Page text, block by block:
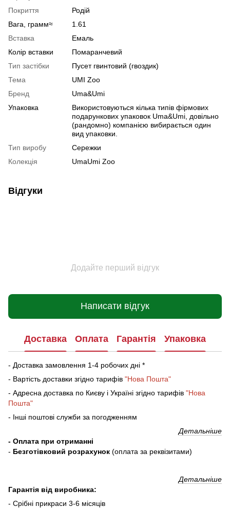
Покриття
Родій
Вага, грамм≈
1.61
Вставка
Емаль
Колір вставки
Помаранчевий
Тип застібки
Пусет гвинтовий (гвоздик)
Тема
UMI Zoo
Бренд
Uma&Umi
Упаковка
Використовуються кілька типів фірмових
подарункових упаковок Uma&Umi, довільно
(рандомно) компанією вибирається один
вид упаковки.
Тип виробу
Сережки
Колекція
UmaUmi Zoo
Відгуки
Додайте перший відгук
Написати відгук
Доставка Оплата Гарантія Упаковка
- Доставка замовлення 1-4 робочих дні *
- Вартість доставки згідно тарифів "Нова Пошта"
- Адресна доставка по Києву і Україні згідно тарифів "Нова
Пошта"
- Інші поштові служби за погодженням
Детальніше
- Оплата при отриманні
- Безготівковий розрахунок (оплата за реквізитами)
Детальніше
Гарантія від виробника:
- Срібні прикраси 3-6 місяців